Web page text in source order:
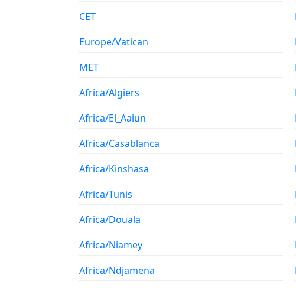
CET
Europe/Vatican
MET
Africa/Algiers
Africa/El_Aaiun
Africa/Casablanca
Africa/Kinshasa
Africa/Tunis
Africa/Douala
Africa/Niamey
Africa/Ndjamena